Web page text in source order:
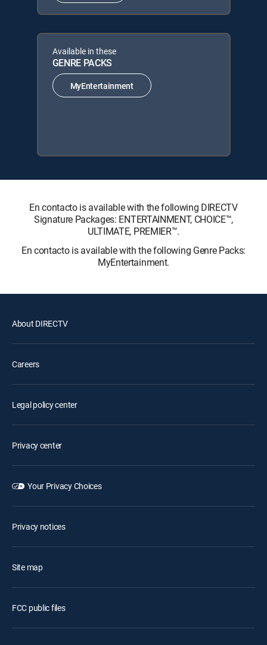
Available in these
GENRE PACKS
MyEntertainment
En contacto is available with the following DIRECTV
Signature Packages: ENTERTAINMENT, CHOICE™,
ULTIMATE, PREMIER™.
En contacto is available with the following Genre Packs:
MyEntertainment.
About DIRECTV
Careers
Legal policy center
Privacy center
Your Privacy Choices
Privacy notices
Site map
FCC public files